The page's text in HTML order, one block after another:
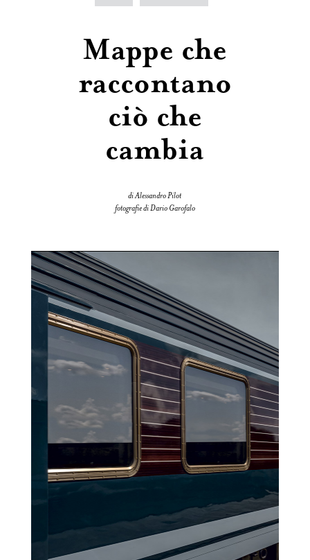
Mappe che
raccontano
ciò che
cambia
di Alessandro Pilot
fotografie di Dario Garofalo